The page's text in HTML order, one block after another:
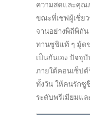
ความสดและคุณ
ขณะที่เชฟผู้เชี่ย
จานอย่างพิถีพิถัน
ทานซูชิแท้ ๆ มู้ด
เป็นกันเอง ปัจจุ
ภายใต้คอนเซ็ป
ทั้งวัน ให้คนรัก
ระดับพรีเมียมแล